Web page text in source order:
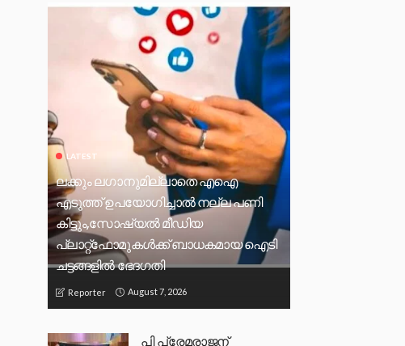
LATEST
ലക്കും ലഗാനുമില്ലാതെ എഐ
എടുത്ത് ഉപയോഗിച്ചാല്‍ നല്ല പണി
കിട്ടും,സോഷ്യല്‍ മീഡിയ
പ്ലാറ്റ്‌ഫോമുകള്‍ക്ക് ബാധകമായ ഐടി
ചട്ടങ്ങളില്‍ ഭേദഗതി
Reporter August 7, 2026
പി പ്രേമരാജന്